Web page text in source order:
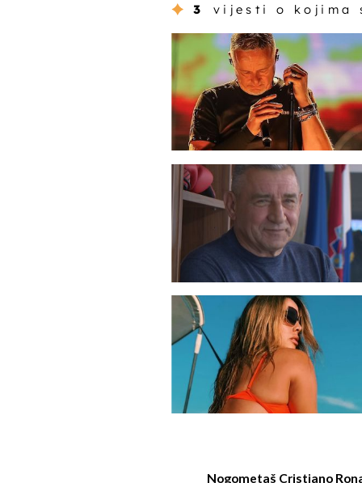
3 vijesti o kojima
Nogometaš Cristiano